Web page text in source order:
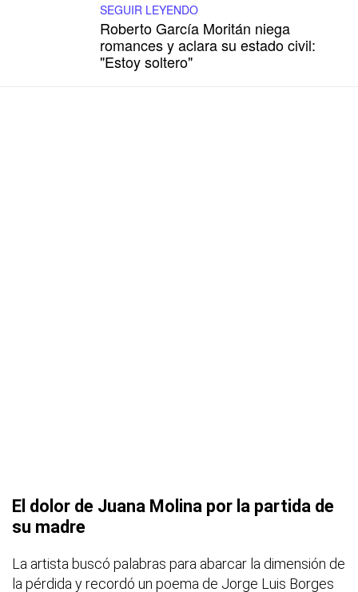
SEGUIR LEYENDO
Roberto García Moritán niega
romances y aclara su estado civil:
"Estoy soltero"
El dolor de Juana Molina por la partida de
su madre
La artista buscó palabras para abarcar la dimensión de
la pérdida y recordó un poema de Jorge Luis Borges